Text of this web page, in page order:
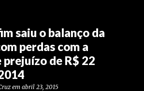
saiu o balanço da
perdas com a
prejuízo de R$ 22
em abril 23, 2015